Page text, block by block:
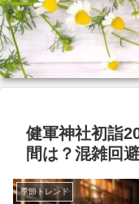
健軍神社初詣
間は？混雑回
季節トレンド